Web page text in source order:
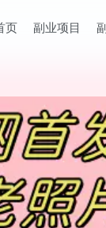
页 副业项目